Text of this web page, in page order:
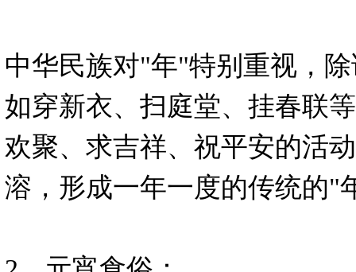
中华民族对"年"特别重视，
如穿新衣、扫庭堂、挂春联
欢聚、求吉祥、祝平安的活
溶，形成一年一度的传统的"